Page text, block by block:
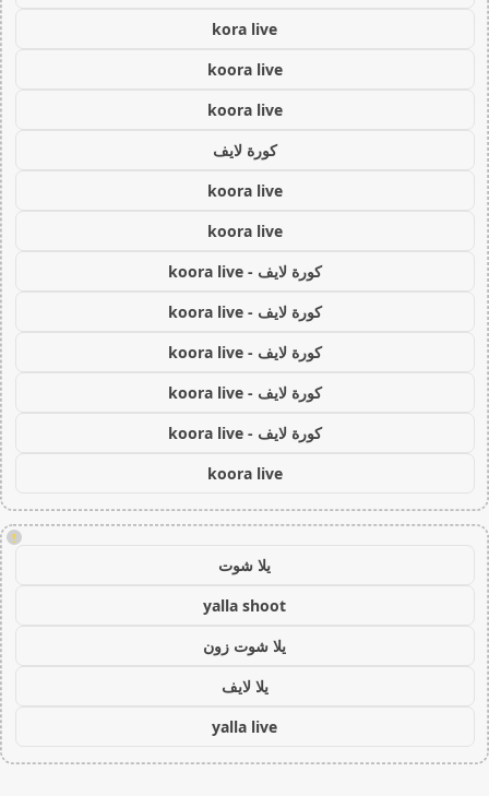
kora live
koora live
koora live
كورة لايف
koora live
koora live
كورة لايف - koora live
كورة لايف - koora live
كورة لايف - koora live
كورة لايف - koora live
كورة لايف - koora live
koora live
!
يلا شوت
yalla shoot
يلا شوت زون
يلا لايف
yalla live